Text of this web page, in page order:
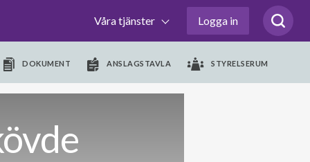
Våra tjänster Logga in
DOKUMENT ANSLAGSTAVLA STYRELSERUM